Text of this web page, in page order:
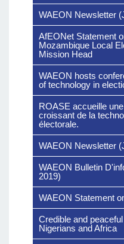
WAEON Newsletter
AfEONet Statement
Mozambique Local
Mission Head
WAEON hosts
of technology in
ROASE accueille
croissant de la
électorale.
WAEON Newsletter
WAEON Bulletin
2019)
WAEON Statement
Credible and
Nigerians and Africa